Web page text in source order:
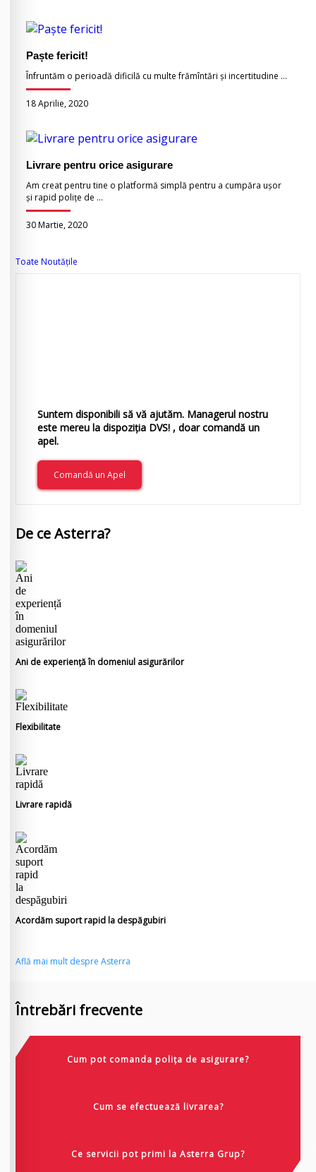
Paște fericit!
Înfruntăm o perioadă dificilă cu multe frămîntări și incertitudine ...
18 Aprilie, 2020
Livrare pentru orice asigurare
Am creat pentru tine o platformă simplă pentru a cumpăra ușor
și rapid polițe de ...
30 Martie, 2020
Toate Noutățile
Suntem disponibili să vă ajutăm. Managerul nostru
este mereu la dispoziția DVS! , doar comandă un
apel.
Comandă un Apel
De ce Asterra?
Ani de experiență în domeniul asigurărilor
Flexibilitate
Livrare rapidă
Acordăm suport rapid la despăgubiri
Află mai mult despre Asterra
Întrebări frecvente
Cum pot comanda polița de asigurare?
Cum se efectuează livrarea?
Ce servicii pot primi la Asterra Grup?